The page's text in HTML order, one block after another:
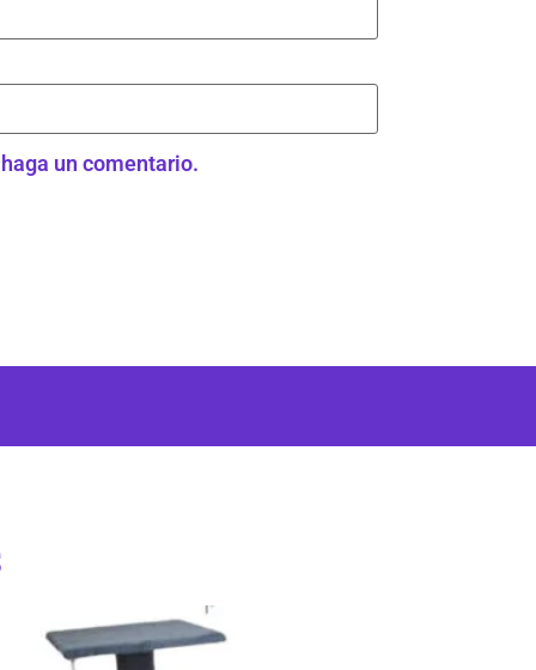
un comentario.